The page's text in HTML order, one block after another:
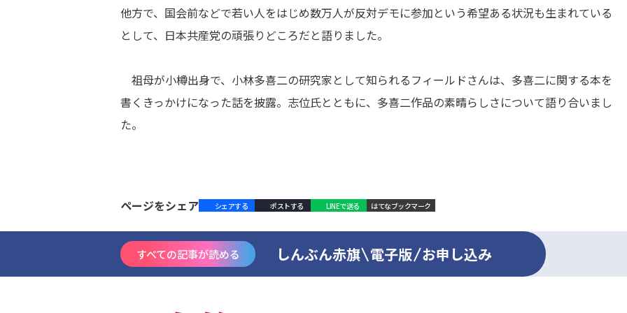
他方で、国会前などで若い人をはじめ数万人が反対デモに参加という希望ある状況も生まれている
として、日本共産党の頑張りどころだと語りました。
祖母が小樽出身で、小林多喜二の研究家として知られるフィールドさんは、多喜二に関する本を
書くきっかけになった話を披露。志位氏とともに、多喜二作品の素晴らしさについて語り合いまし
た。
ページをシェア シェアする ポストする LINEで送る はてなブックマーク
すべての記事が読める しんぶん赤旗 電子版 お申し込み